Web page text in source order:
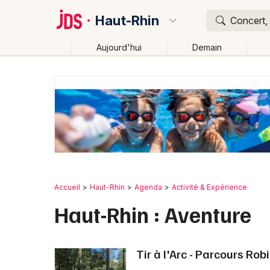
Haut-Rhin
Aujourd'hui Demain
Accueil Haut-Rhin Agenda Activité & Expérience
Haut-Rhin : Aventure
Tir à l'Arc - Parcours
Où ?
Haut-Rhin (68) Alsace Partout Près de moi